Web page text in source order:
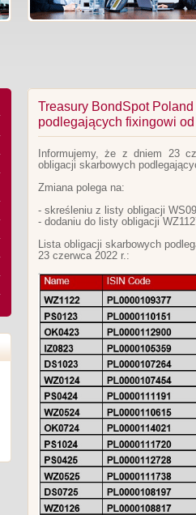
Treasury BondSpot
podlegających fixingowi
Informujemy, że z dniem 23
obligacji skarbowych
Zmiana polega na:
- skreśleniu z listy obligacji
- dodaniu do listy obligacji
Lista obligacji skarbowych
23 czerwca 2022 r.: